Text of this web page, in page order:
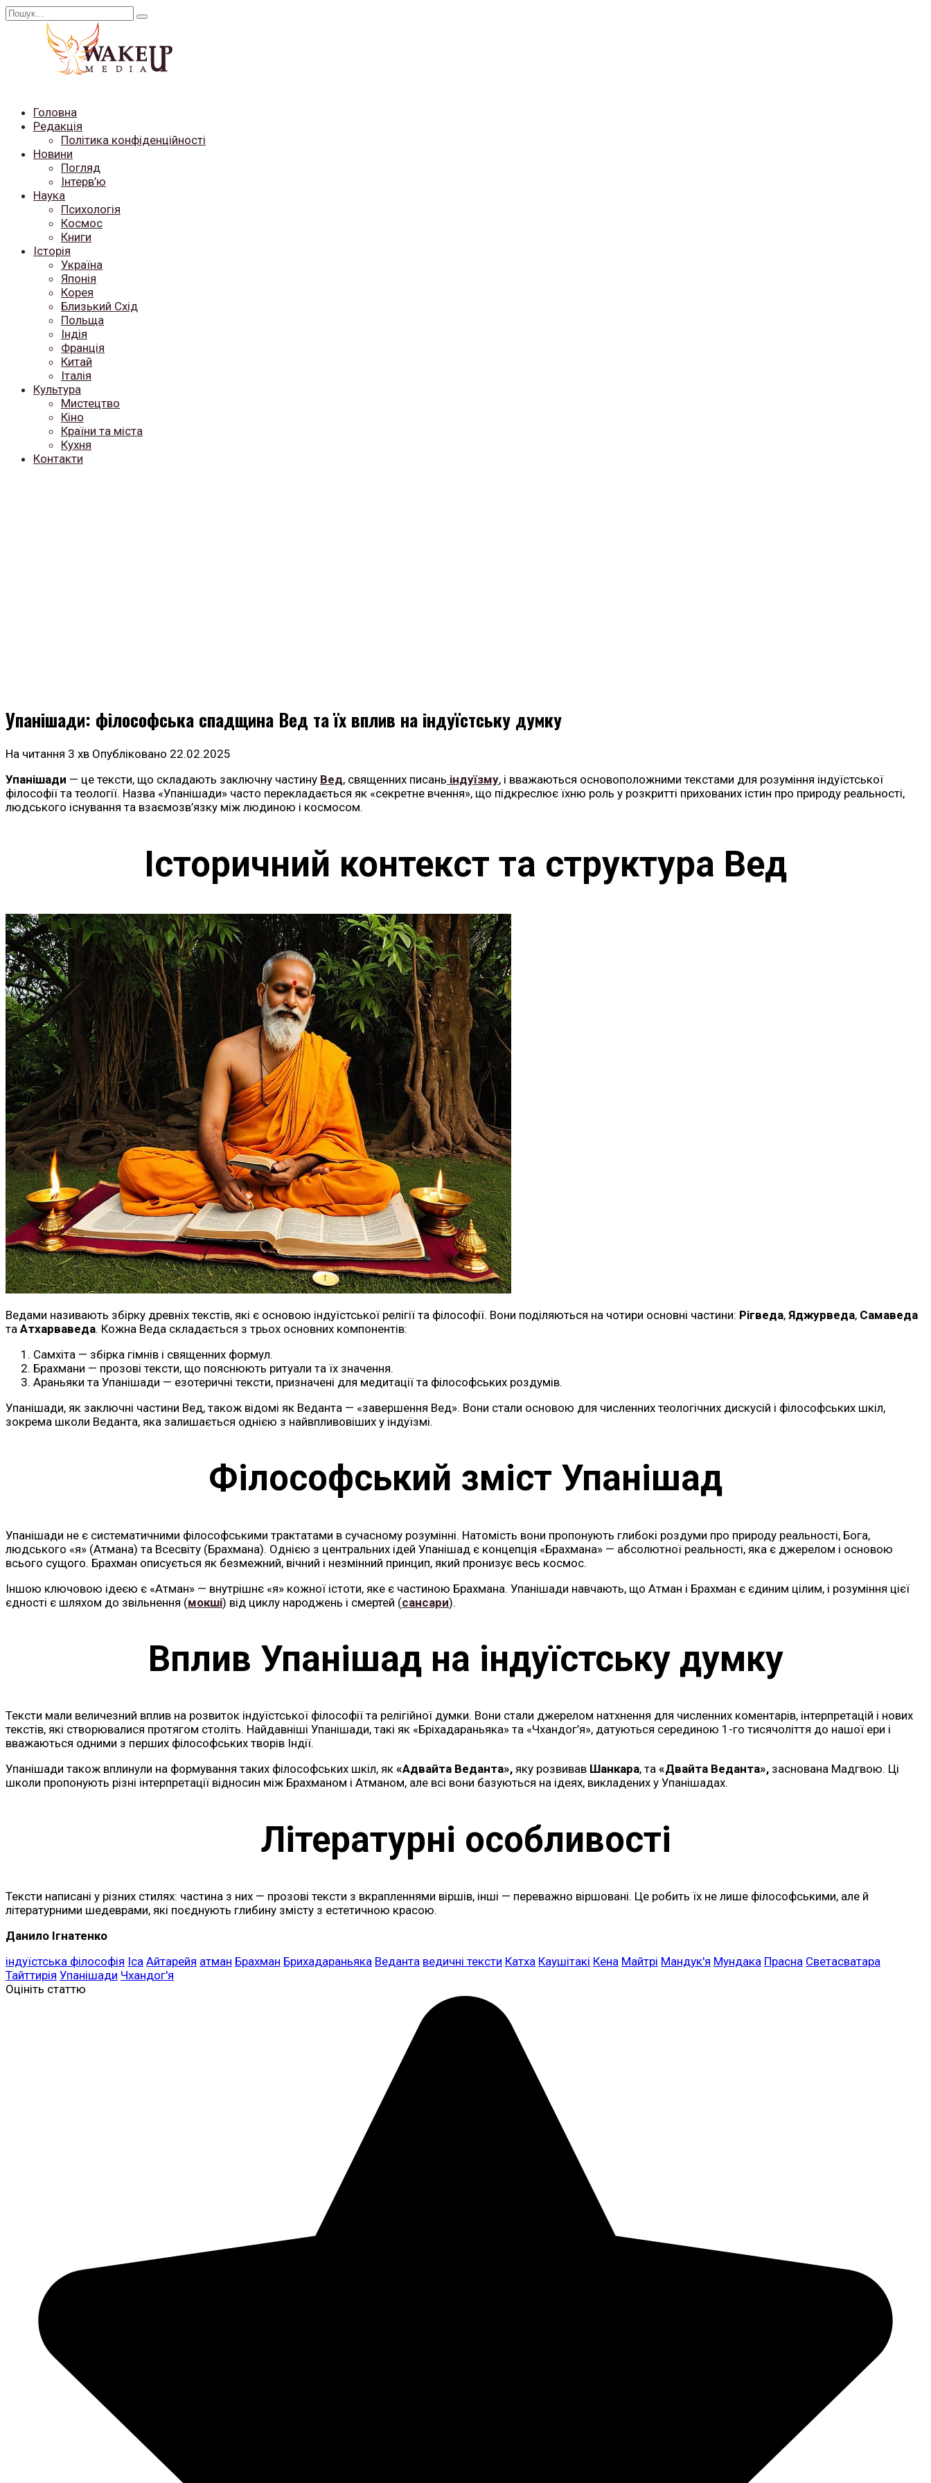
Перейти
Search
Головна
Редакція
Політика конфіденційності
Новини
Погляд
Інтерв’ю
Наука
Психологія
Космос
Книги
Історія
Україна
Японія
Корея
Близький Схід
Польща
Індія
Франція
Китай
Італія
Культура
Мистецтво
Кіно
Країни та міста
Кухня
Контакти
Упанішади: філософська спадщина Вед та їх вплив на індуїстську думку
На читання 3 хв Опубліковано 22.02.2025
Упанішади — це тексти, що складають заключну частину Вед, священних писань індуїзму, і вважаються основоположними текстами для розуміння індуїстської
філософії та теології. Назва «Упанішади» часто перекладається як «секретне вчення», що підкреслює їхню роль у розкритті прихованих істин про природу реальності,
людського існування та взаємозв’язку між людиною і космосом.
Історичний контекст та структура Вед
Ведами називають збірку древніх текстів, які є основою індуїстської релігії та філософії. Вони поділяються на чотири основні частини: Рігведа, Яджурведа, Самаведа
та Атхарваведа. Кожна Веда складається з трьох основних компонентів:
Самхіта — збірка гімнів і священних формул.
Брахмани — прозові тексти, що пояснюють ритуали та їх значення.
Араньяки та Упанішади — езотеричні тексти, призначені для медитації та філософських роздумів.
Упанішади, як заключні частини Вед, також відомі як Веданта — «завершення Вед». Вони стали основою для численних теологічних дискусій і філософських шкіл,
зокрема школи Веданта, яка залишається однією з найвпливовіших у індуїзмі.
Філософський зміст Упанішад
Упанішади не є систематичними філософськими трактатами в сучасному розумінні. Натомість вони пропонують глибокі роздуми про природу реальності, Бога,
людського «я» (Атмана) та Всесвіту (Брахмана). Однією з центральних ідей Упанішад є концепція «Брахмана» — абсолютної реальності, яка є джерелом і основою
всього сущого. Брахман описується як безмежний, вічний і незмінний принцип, який пронизує весь космос.
Іншою ключовою ідеєю є «Атман» — внутрішнє «я» кожної істоти, яке є частиною Брахмана. Упанішади навчають, що Атман і Брахман є єдиним цілим, і розуміння цієї
єдності є шляхом до звільнення (мокші) від циклу народжень і смертей (сансари).
Вплив Упанішад на індуїстську думку
Тексти мали величезний вплив на розвиток індуїстської філософії та релігійної думки. Вони стали джерелом натхнення для численних коментарів, інтерпретацій і нових
текстів, які створювалися протягом століть. Найдавніші Упанішади, такі як «Бріхадараньяка» та «Чхандог’я», датуються серединою 1-го тисячоліття до нашої ери і
вважаються одними з перших філософських творів Індії.
Упанішади також вплинули на формування таких філософських шкіл, як «Адвайта Веданта», яку розвивав Шанкара, та «Двайта Веданта», заснована Мадгвою. Ці
школи пропонують різні інтерпретації відносин між Брахманом і Атманом, але всі вони базуються на ідеях, викладених у Упанішадах.
Літературні особливості
Тексти написані у різних стилях: частина з них — прозові тексти з вкрапленнями віршів, інші — переважно віршовані. Це робить їх не лише філософськими, але й
літературними шедеврами, які поєднують глибину змісту з естетичною красою.
Данило Ігнатенко
індуїстська філософія Іса Айтарейя атман Брахман Брихадараньяка Веданта ведичні тексти Катха Каушітакі Кена Майтрі Мандук'я Мундака Прасна Светасватара
Тайттирія Упанішади Чхандог'я
Оцініть статтю